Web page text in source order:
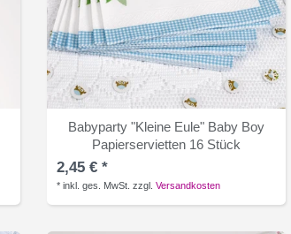
Babyparty "Kleine Eule" Baby Boy
Papierservietten 16 Stück
2,45 € *
*inkl. ges. MwSt. zzgl.Versandkosten